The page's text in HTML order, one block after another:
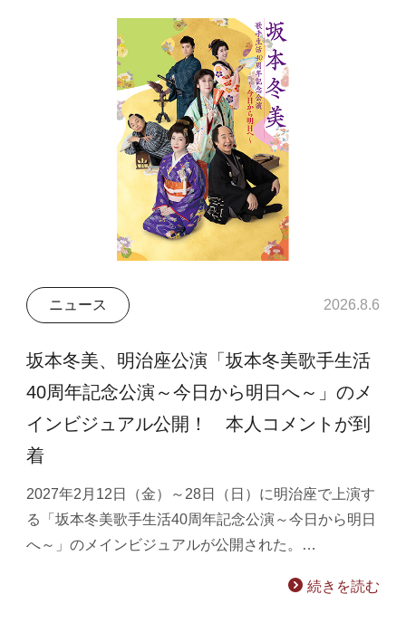
ニュース 2026.8.6
坂本冬美、明治座公演「坂本冬美歌手生活
40周年記念公演～今日から明日へ～」のメ
インビジュアル公開！ 本人コメントが到
着
2027年2月12日（金）～28日（日）に明治座で上演す
る「坂本冬美歌手生活40周年記念公演～今日から明日
へ～」のメインビジュアルが公開された。…
続きを読む